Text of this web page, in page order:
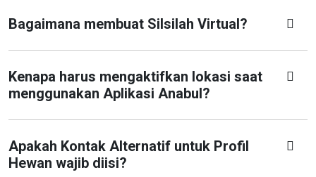
Bagaimana membuat Silsilah Virtual?
Kenapa harus mengaktifkan lokasi saat
menggunakan Aplikasi Anabul?
Apakah Kontak Alternatif untuk Profil
Hewan wajib diisi?